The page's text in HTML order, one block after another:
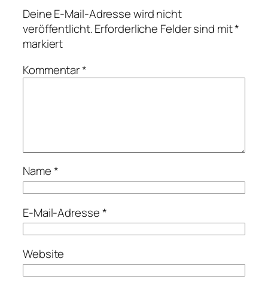
Deine E-Mail-Adresse wird nicht
veröffentlicht.Erforderliche Felder sind mit*
markiert
Kommentar*
Name*
E-Mail-Adresse*
Website